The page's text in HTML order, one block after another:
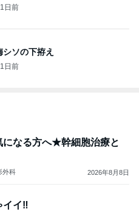
1日前
ソの下拵え
1日前
になる方へ★幹細胞治療と
外科 2026年8月8日
イイ‼️